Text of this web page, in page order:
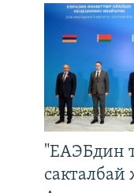
"ЕАЭБдин
сакталбай